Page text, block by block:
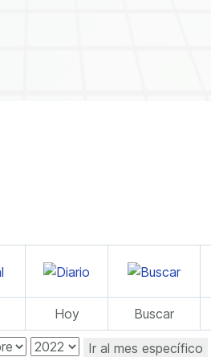
Hoy Buscar
Ir al mes específico